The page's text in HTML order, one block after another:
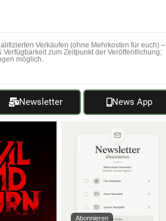
Verkäufen (ohne Mehrkosten für euch) –
Verfügbarkeit zum Zeitpunkt der Veröffentlichung;
möglich.
Newsletter News App
Abonnieren